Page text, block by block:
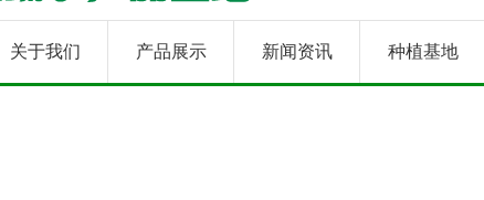
关于我们 产品展示 新闻资讯 种植基地